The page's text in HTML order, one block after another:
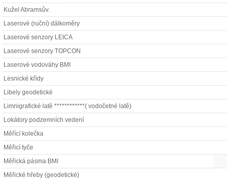
Kužel Abramsův.
Laserové (ruční) dálkoměry
Laserové senzory LEICA
Laserové senzory TOPCON
Laserové vodováhy BMI
Lesnické křídy
Libely geodetické
Limnigrafické latě ************( vodočetné latě)
Lokátory podzemních vedení
Měřící kolečka
Měřicí tyče
Měřická pásma BMI
Měřické hřeby (geodetické)